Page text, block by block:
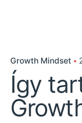
Growth Mindset
Így